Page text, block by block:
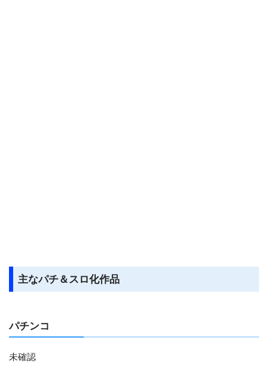
主なパチ＆スロ化作品
パチンコ
未確認